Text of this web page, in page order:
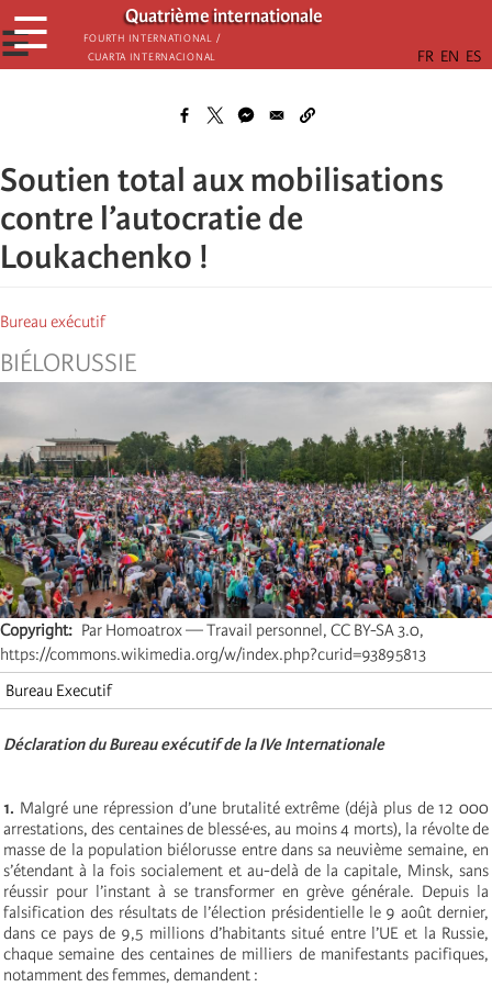
Aller
au
contenu
Quatrième internationale
Fourth International /
Cuarta Internacional
☰
☰
Soutien total aux mobilisations
contre l’autocratie de
Loukachenko !
Bureau exécutif
BIÉLORUSSIE
Copyright
Par Homoatrox — Travail personnel, CC BY-SA 3.0,
https://commons.wikimedia.org/w/index.php?curid=93895813
Bureau Executif
Déclaration du Bureau exécutif de la IVe Internationale
1. Malgré une répression d’une brutalité extrême (déjà plus de 12 000
arrestations, des centaines de blessé·es, au moins 4 morts), la révolte de
masse de la population biélorusse entre dans sa neuvième semaine, en
s’étendant à la fois socialement et au-delà de la capitale, Minsk, sans
réussir pour l’instant à se transformer en grève générale. Depuis la
falsification des résultats de l’élection présidentielle le 9 août dernier,
dans ce pays de 9,5 millions d’habitants situé entre l’UE et la Russie,
chaque semaine des centaines de milliers de manifestants pacifiques,
notamment des femmes, demandent :